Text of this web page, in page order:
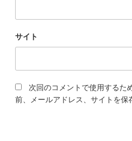
サイト
次回のコメントで使用するた
前、メールアドレス、サイトを保